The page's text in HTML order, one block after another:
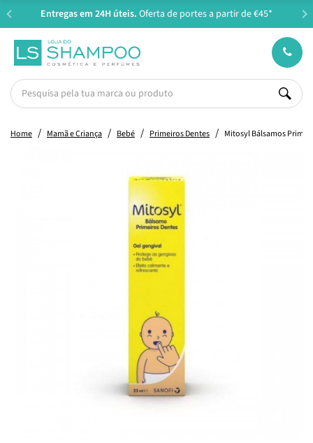
Entregas em 24H úteis. Oferta de portes a partir de €45*
Home Mamã e Criança Bebé Primeiros Dentes Mitosyl Bálsamos